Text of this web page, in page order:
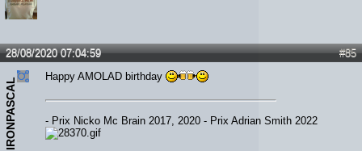
#85
28/08/2020 07:04:59
IRONPASCAL
Happy AMOLAD birthday
- Prix Nicko Mc Brain 2017, 2020 - Prix Adrian Smith 2022